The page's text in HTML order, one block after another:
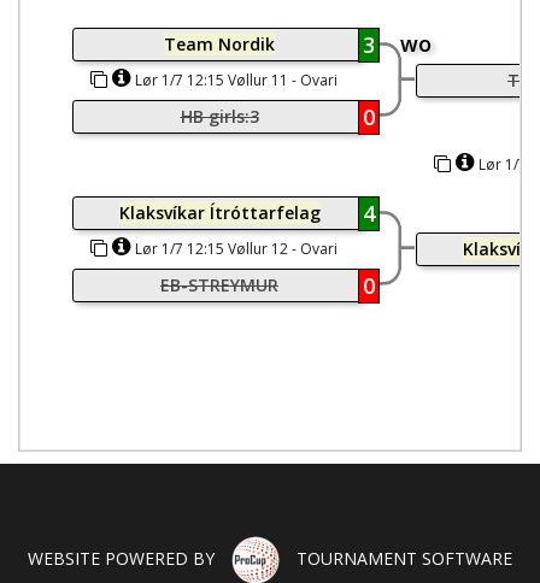
Team Nordik 3 wo
Lør 1/7 12:15 Vøllur 11 - Ovari
Vøllur
HB girls:3 0
Klaksvíkar Ítróttarfelag 4
Lør 1/7 12:15 Vøllur 12 - Ovari
Vøllur
EB-STREYMUR 0
Lør 1/7
WEBSITE POWERED BY TOURNAMENT SOFTWARE